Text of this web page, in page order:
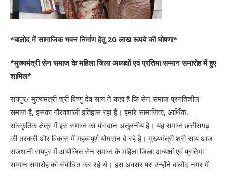
*बालोद में सामाजिक भवन निर्माण हेतु 20 लाख रूपये की घोषणा*
*मुख्यमंत्री सेन समाज के महिला जिला अध्यक्षों एवं प्रतिभा सम्मान समारोह में हुए
शामिल*
रायपुर/ मुख्यमंत्री श्री विष्णु देव साय ने कहा है कि सेन समाज प्रगतिशील
समाज है, इसका गौरवशाली इतिहास रहा है। हमारे सामाजिक, आर्थिक,
सांस्कृतिक क्षेत्र में इस समाज का योगदान अतुलनीय है। यह समाज छत्तीसगढ़
की तरक्की और विकास में महत्वपूर्ण योगदान दे रहे है। मुख्यमंत्री श्री साय आज
राजधानी रायपुर में आयोजित सेन समाज के महिला जिला अध्यक्षों एवं प्रतिभा
सम्मान समारोह को संबोधित कर रहे थे। इस अवसर पर उन्होंने बालोद नगर में